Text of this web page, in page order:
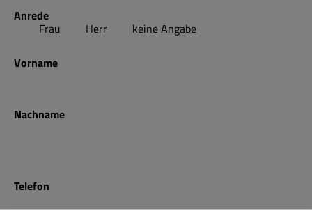
Anrede
Frau Herr keine Angabe
Vorname
Nachname
Telefon